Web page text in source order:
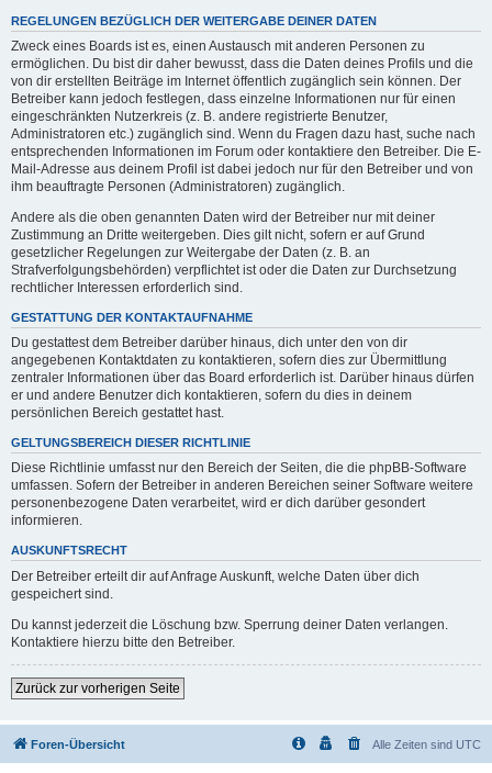
REGELUNGEN BEZÜGLICH DER WEITERGABE DEINER DATEN
Zweck eines Boards ist es, einen Austausch mit anderen Personen zu
ermöglichen. Du bist dir daher bewusst, dass die Daten deines Profils und die
von dir erstellten Beiträge im Internet öffentlich zugänglich sein können. Der
Betreiber kann jedoch festlegen, dass einzelne Informationen nur für einen
eingeschränkten Nutzerkreis (z. B. andere registrierte Benutzer,
Administratoren etc.) zugänglich sind. Wenn du Fragen dazu hast, suche nach
entsprechenden Informationen im Forum oder kontaktiere den Betreiber. Die E-
Mail-Adresse aus deinem Profil ist dabei jedoch nur für den Betreiber und von
ihm beauftragte Personen (Administratoren) zugänglich.
Andere als die oben genannten Daten wird der Betreiber nur mit deiner
Zustimmung an Dritte weitergeben. Dies gilt nicht, sofern er auf Grund
gesetzlicher Regelungen zur Weitergabe der Daten (z. B. an
Strafverfolgungsbehörden) verpflichtet ist oder die Daten zur Durchsetzung
rechtlicher Interessen erforderlich sind.
GESTATTUNG DER KONTAKTAUFNAHME
Du gestattest dem Betreiber darüber hinaus, dich unter den von dir
angegebenen Kontaktdaten zu kontaktieren, sofern dies zur Übermittlung
zentraler Informationen über das Board erforderlich ist. Darüber hinaus dürfen
er und andere Benutzer dich kontaktieren, sofern du dies in deinem
persönlichen Bereich gestattet hast.
GELTUNGSBEREICH DIESER RICHTLINIE
Diese Richtlinie umfasst nur den Bereich der Seiten, die die phpBB-Software
umfassen. Sofern der Betreiber in anderen Bereichen seiner Software weitere
personenbezogene Daten verarbeitet, wird er dich darüber gesondert
informieren.
AUSKUNFTSRECHT
Der Betreiber erteilt dir auf Anfrage Auskunft, welche Daten über dich
gespeichert sind.
Du kannst jederzeit die Löschung bzw. Sperrung deiner Daten verlangen.
Kontaktiere hierzu bitte den Betreiber.
Zurück zur vorherigen Seite
Foren-Übersicht Alle Zeiten sind UTC